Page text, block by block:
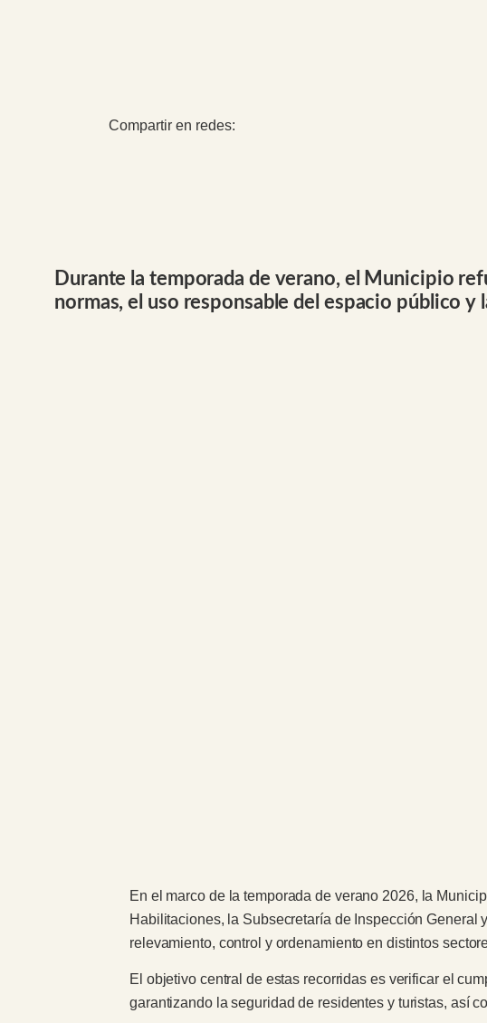
Compartir en redes:
Durante la temporada de verano, el Municipio
normas, el uso responsable del espacio público
En el marco de la temporada de verano 2026, la
Habilitaciones, la Subsecretaría de Inspección
relevamiento, control y ordenamiento en distintos
El objetivo central de estas recorridas es verificar el
garantizando la seguridad de residentes y turistas, así